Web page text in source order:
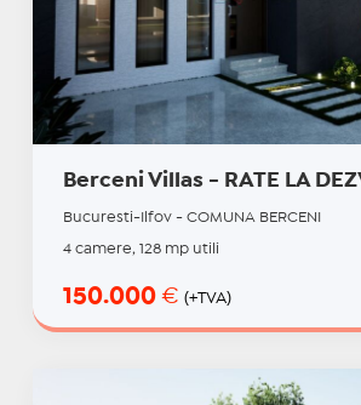
Berceni Villas - RATE LA
Bucuresti-Ilfov - COMUNA BERCENI
4 camere, 128 mp utili
150.000 € (+TVA)